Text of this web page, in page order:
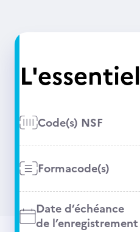
L'essentiel
Code(s) NSF
Formacode(s)
Date d’échéance
de l’enregistrement